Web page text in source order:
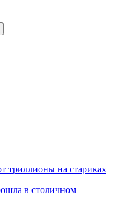
триллионы на стариках
в столичном